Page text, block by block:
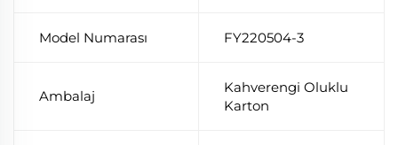
Model Numarası FY220504-3
Ambalaj
Kahverengi Oluklu
Karton